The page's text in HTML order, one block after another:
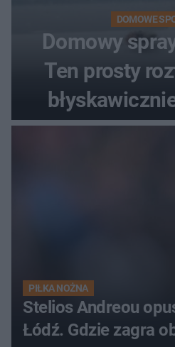
DOMOWE
Domowy
Ten prosty
uciążliwe
PIŁKA NOŻNA
Stelios Andreou
Łódź. Gdzie zagra